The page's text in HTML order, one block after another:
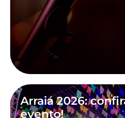
Arraiá 2026:
evento!